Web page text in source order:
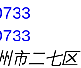
市二七区